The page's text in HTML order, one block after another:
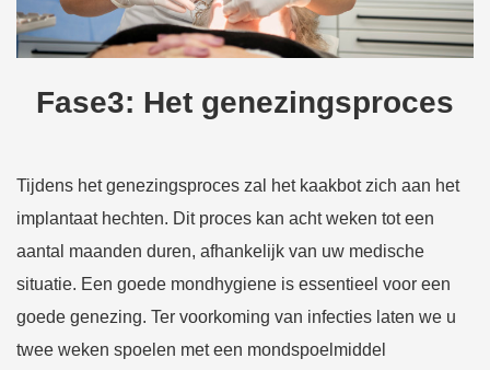
Fase3: Het genezingsproces
Tijdens het genezingsproces zal het kaakbot zich aan het
implantaat hechten. Dit proces kan acht weken tot een
aantal maanden duren, afhankelijk van uw medische
situatie. Een goede mondhygiene is essentieel voor een
goede genezing. Ter voorkoming van infecties laten we u
twee weken spoelen met een mondspoelmiddel